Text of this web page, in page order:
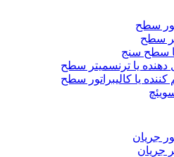
سطح
سطح
سطح سنج
دهنده یا ترنسمیتر سطح
کننده یا کالیبراتور سطح
جریان
جریان